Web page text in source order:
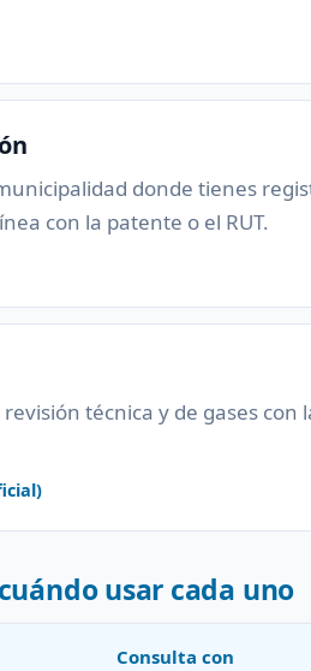
donde tienes
con la patente o el RUT.
técnica y de gases
usar cada uno
Consulta con